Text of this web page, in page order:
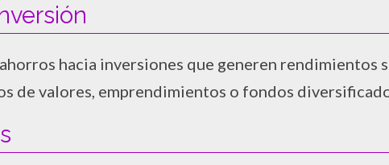
hacia inversiones que generen rendimientos
de valores, emprendimientos o fondos